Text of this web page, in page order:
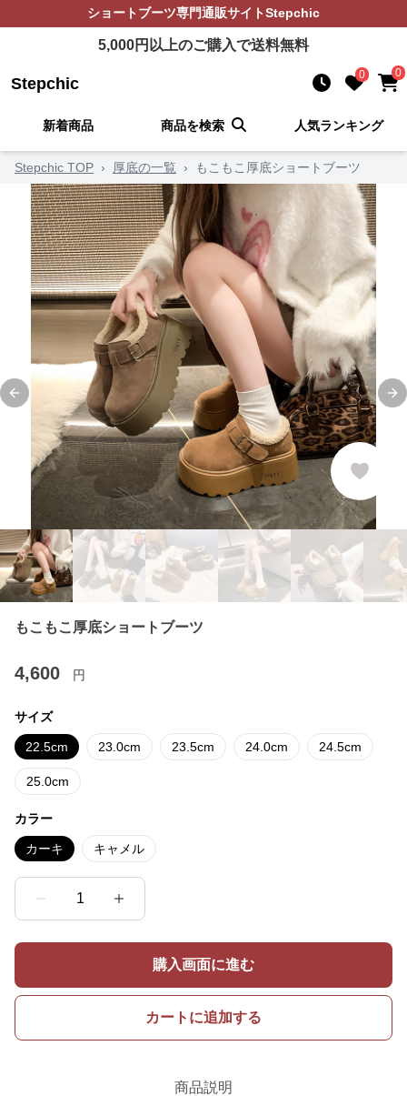
ショートブーツ専門通販サイトStepchic
5,000円以上のご購入で送料無料
Stepchic 0 0
新着商品 商品を検索 人気ランキング
Stepchic TOP › 厚底の一覧 › もこもこ厚底ショートブーツ
Previous slide
もこもこ厚底ショートブーツ
4,600 円
サイズ
22.5cm 23.0cm 23.5cm 24.0cm 24.5cm
25.0cm
カラー
カーキ キャメル
1
購入画面に進む
カートに追加する
商品説明